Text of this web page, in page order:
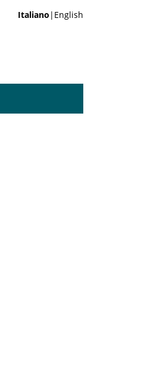
Italiano |English